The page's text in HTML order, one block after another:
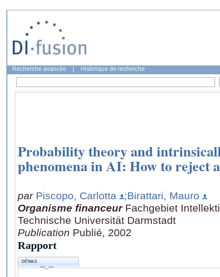
Recherche avancée Historique de recherche
Probability theory and
phenomena in AI: How to reject
par Piscopo, Carlotta
;Birattari, Mauro
Organisme financeur Fachgebiet
Technische Universität Darmstadt
Publication Publié, 2002
Rapport
DÉTAILS